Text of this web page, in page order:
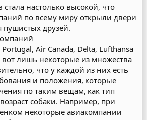
стала настолько высокой, что
по всему миру открыли двери
пушистых друзей.
Portugal, Air Canada, Delta, Lufthansa
лишь некоторые из множества
что у каждой из них есть
и положения, которые
по таким вещам, как тип
собаки. Например, при
некоторые авиакомпании